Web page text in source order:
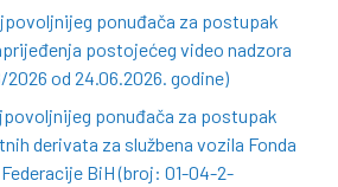
ponuđača za postupak
postojećeg video nadzora
od 24.06.2026. godine)
ponuđača za postupak
derivata za službena vozila Fonda
BiH (broj: 01-04-2-